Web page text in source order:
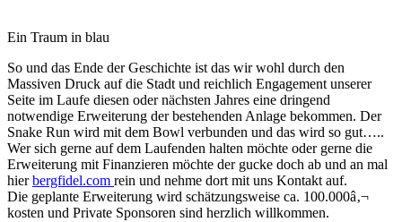
Ein Traum in blau
So und das Ende der Geschichte ist das wir wohl durch den
Massiven Druck auf die Stadt und reichlich Engagement unserer
Seite im Laufe diesen oder nächsten Jahres eine dringend
notwendige Erweiterung der bestehenden Anlage bekommen. Der
Snake Run wird mit dem Bowl verbunden und das wird so gut…..
Wer sich gerne auf dem Laufenden halten möchte oder gerne die
Erweiterung mit Finanzieren möchte der gucke doch ab und an mal
hierbergfidel.com rein und nehme dort mit uns Kontakt auf.
Die geplante Erweiterung wird schätzungsweise ca. 100.000â‚¬
kosten und Private Sponsoren sind herzlich willkommen.